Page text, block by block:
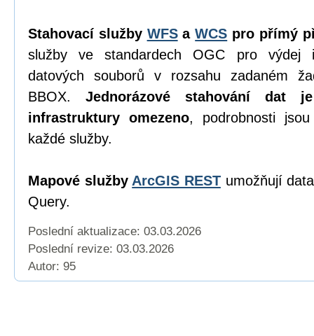
Stahovací služby WFSaWCS pro přímý
služby ve standardech OGC pro výdej
datových souborů v rozsahu zadaném
BBOX. Jednorázové stahování dat
infrastruktury omezeno, podrobnosti
každé služby.
Mapové služby ArcGIS RESTumožňují
Query.
Poslední aktualizace: 03.03.2026
Poslední revize: 03.03.2026
Autor: 95